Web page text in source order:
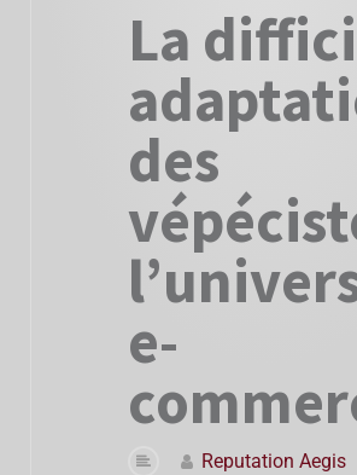
La
des
e-
Reputation Aegis